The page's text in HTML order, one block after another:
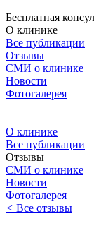
Бесплатная
О клинике
Все публикации
Отзывы
СМИ о клинике
Новости
Фотогалерея
О клинике
Все публикации
Отзывы
СМИ о клинике
Новости
Фотогалерея
< Все отзывы